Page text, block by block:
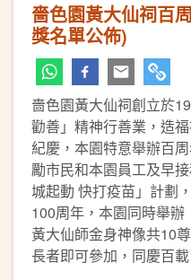
嗇色園黃大仙祠百
獎名單公佈)
嗇色園黃大仙祠創立於
勸善」精神行善業，造
紀慶，本園特意舉辦百
勵市民和本園員工及早
城起動 快打疫苗」計劃
100周年，本園同時舉
黃大仙師金身神像共10
長者即可參加，同慶百載